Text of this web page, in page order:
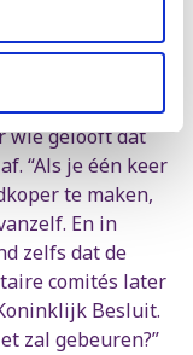
essentiële
wie gelooft dat
“Als je één keer
te maken,
En in
zelfs dat de
comités later
Besluit.
zal gebeuren?”